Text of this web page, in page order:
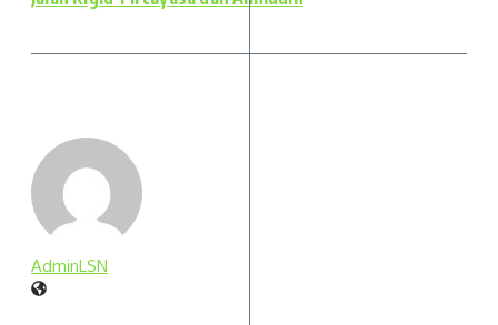
AdminLSN